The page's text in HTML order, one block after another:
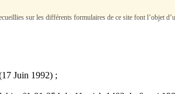
sur les différents formulaires de ce site font l’objet
Juin 1992) ;